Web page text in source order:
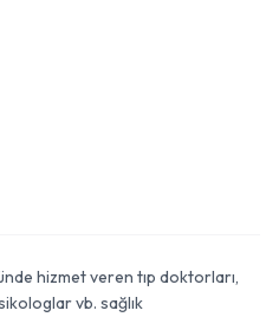
hizmet veren tıp doktorları,
vb. sağlık